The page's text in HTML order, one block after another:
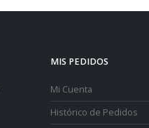
MIS PEDIDOS
Mi Cuenta
Histórico de Pedidos